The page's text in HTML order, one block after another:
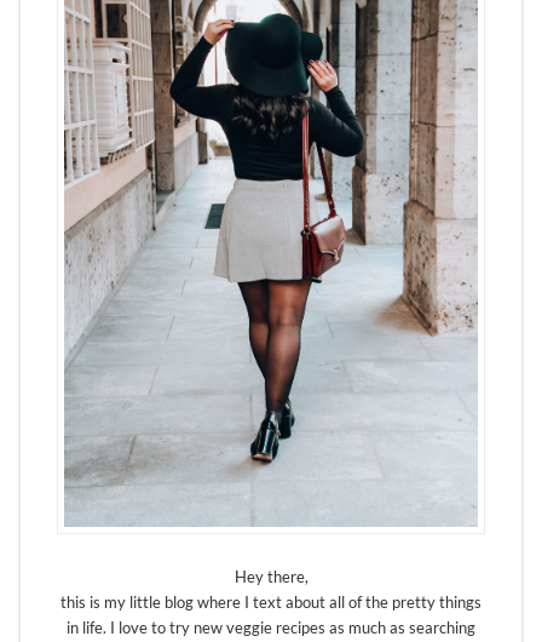
Hey there,
this is my little blog where I text about all of the pretty things
in life. I love to try new veggie recipes as much as searching